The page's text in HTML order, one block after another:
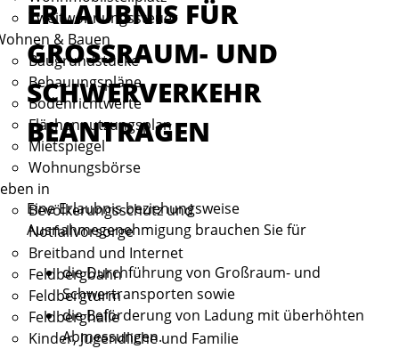
Zweitwohnungssteuer
& Bauen
Baugrundstücke
Bebauungspläne
Bodenrichtwerte
Flächennutzungsplan
Mietspiegel
Wohnungsbörse
in
Bevölkerungsschutz und
Notfallvorsorge
Breitband und Internet
Feldbergbahn
Feldbergturm
Feldberghalle
Kinder, Jugendliche und Familie
ERLAUBNIS FÜR
GROSSRAUM- UND S
CHWERVERKEHR B
EANTRAGEN
Eine Erlaubnis beziehungsweise
Ausnahmegenehmigung brauchen Sie für
die Durchführung von Großraum- und
Schwertransporten sowie
die Beförderung von Ladung mit überhöhten
Abmessungen.